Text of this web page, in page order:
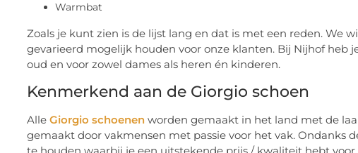
Warmbat
Zoals je kunt zien is de lijst lang en dat is met een reden. We
gevarieerd mogelijk houden voor onze klanten. Bij Nijhof heb
oud en voor zowel dames als heren én kinderen.
Kenmerkend aan de Giorgio schoen
Alle Giorgio schoenen worden gemaakt in het land met de
gemaakt door vakmensen met passie voor het vak. Ondanks
te houden waarbij je een uitstekende prijs / kwaliteit hebt